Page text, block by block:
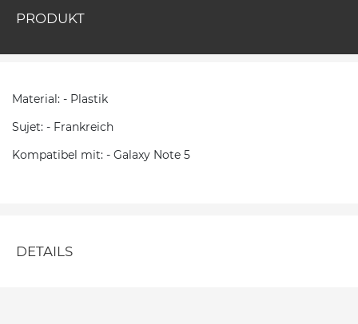
PRODUKT
Material: - Plastik
Sujet: - Frankreich
Kompatibel mit: - Galaxy Note 5
DETAILS